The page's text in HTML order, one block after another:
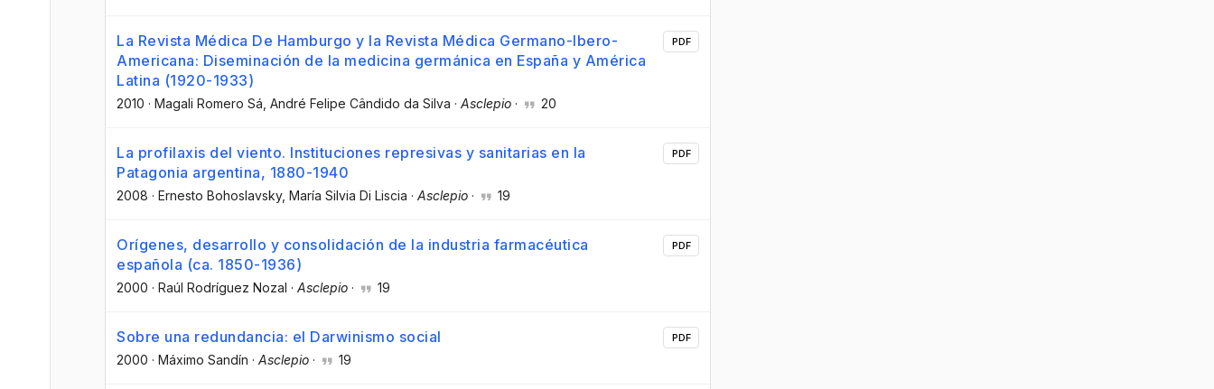
La Revista Médica De Hamburgo y la Revista Médica Germano-Ibero-
Americana: Diseminación de la medicina germánica en España y América
Latina (1920-1933)
2010 · Magali Romero Sá , André Felipe Cândido da Silva · Asclepio · 20
PDF
La profilaxis del viento. Instituciones represivas y sanitarias en la
Patagonia argentina, 1880-1940
2008 · Ernesto Bohoslavsky, María Silvia Di Liscia · Asclepio · 19
PDF
Orígenes, desarrollo y consolidación de la industria farmacéutica
española (ca. 1850-1936)
2000 · Raúl Rodríguez Nozal · Asclepio · 19
PDF
Sobre una redundancia: el Darwinismo social
2000 · Máximo Sandín · Asclepio · 19
PDF